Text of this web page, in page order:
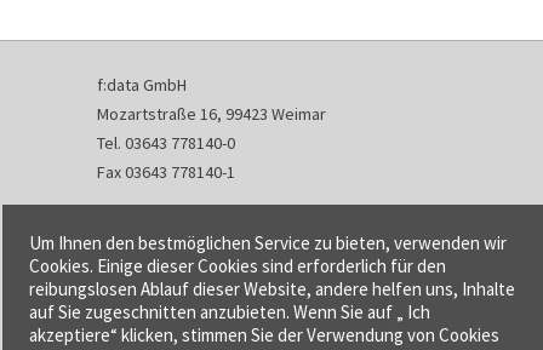
f:data GmbH
Mozartstraße 16, 99423 Weimar
Tel. 03643 778140-0
Fax 03643 778140-1
info@fdata.de
Kontakt
Impressum
Datenschutzerklärung
Um Ihnen den bestmöglichen Service zu bieten, verwenden wir
Cookies. Einige dieser Cookies sind erforderlich für den
reibungslosen Ablauf dieser Website, andere helfen uns, Inhalte
auf Sie zugeschnitten anzubieten. Wenn Sie auf „ Ich
akzeptiere“ klicken, stimmen Sie der Verwendung von Cookies